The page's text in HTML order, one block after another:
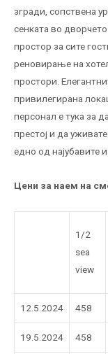
згради, сопствена
сенката во
простор за сите
реновирање на
простори.
привилегирана
персонал е тука за
престој и да
едно од најубавите
Цени за наем на
1/2
sea
view
12.5.2024 458
19.5.2024 458